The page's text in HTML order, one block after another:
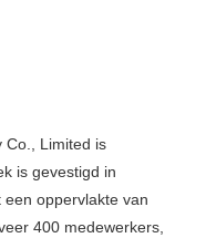
Co., Limited is
is gevestigd in
oppervlakte van
400 medewerkers,